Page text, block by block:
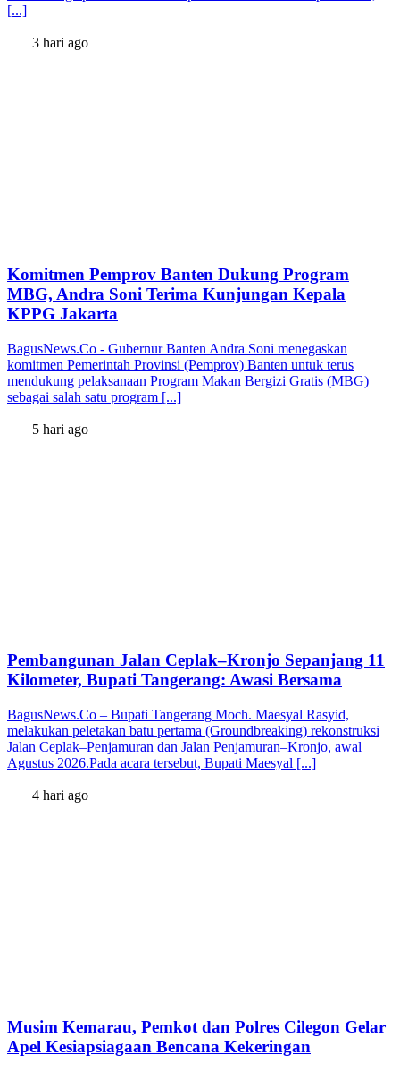
[...]
3 hari ago
Komitmen Pemprov Banten Dukung Program
MBG, Andra Soni Terima Kunjungan Kepala
KPPG Jakarta
BagusNews.Co - Gubernur Banten Andra Soni menegaskan
komitmen Pemerintah Provinsi (Pemprov) Banten untuk terus
mendukung pelaksanaan Program Makan Bergizi Gratis (MBG)
sebagai salah satu program [...]
5 hari ago
Pembangunan Jalan Ceplak–Kronjo Sepanjang 11
Kilometer, Bupati Tangerang: Awasi Bersama
BagusNews.Co – Bupati Tangerang Moch. Maesyal Rasyid,
melakukan peletakan batu pertama (Groundbreaking) rekonstruksi
Jalan Ceplak–Penjamuran dan Jalan Penjamuran–Kronjo, awal
Agustus 2026.Pada acara tersebut, Bupati Maesyal [...]
4 hari ago
Musim Kemarau, Pemkot dan Polres Cilegon Gelar
Apel Kesiapsiagaan Bencana Kekeringan